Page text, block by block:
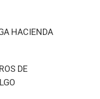
HACIENDA
DE